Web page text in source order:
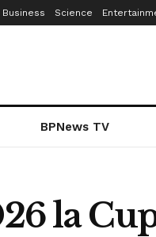
Business Science
BPNews TV
la